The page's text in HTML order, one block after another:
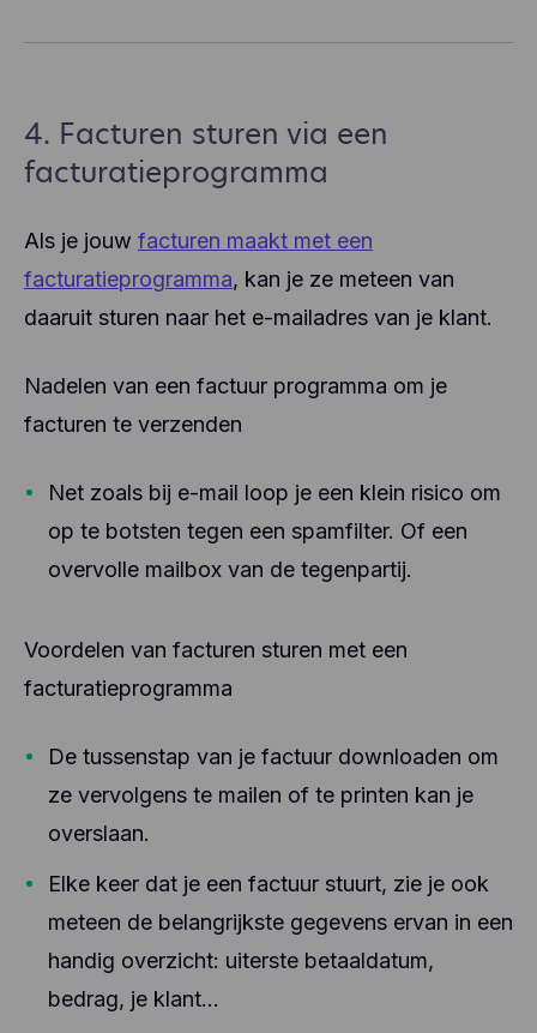
4. Facturen sturen via een
facturatieprogramma
Als je jouw facturen maakt met een
facturatieprogramma, kan je ze meteen van
daaruit sturen naar het e-mailadres van je klant.
Nadelen van een factuur programma om je
facturen te verzenden
Net zoals bij e-mail loop je een klein risico om
op te botsten tegen een spamfilter. Of een
overvolle mailbox van de tegenpartij.
Voordelen van facturen sturen met een
facturatieprogramma
De tussenstap van je factuur downloaden om
ze vervolgens te mailen of te printen kan je
overslaan.
Elke keer dat je een factuur stuurt, zie je ook
meteen de belangrijkste gegevens ervan in een
handig overzicht: uiterste betaaldatum,
bedrag, je klant...